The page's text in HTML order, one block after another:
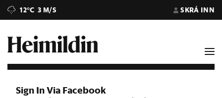
12°C 3 M/S SKRÁ INN
Sign In Via Facebook